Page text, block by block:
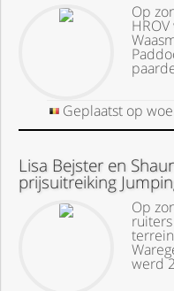
Op
Geplaatst op
Lisa Bejster en
prijsuitreiking
Op
werd